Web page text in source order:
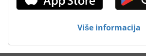
Više informacija